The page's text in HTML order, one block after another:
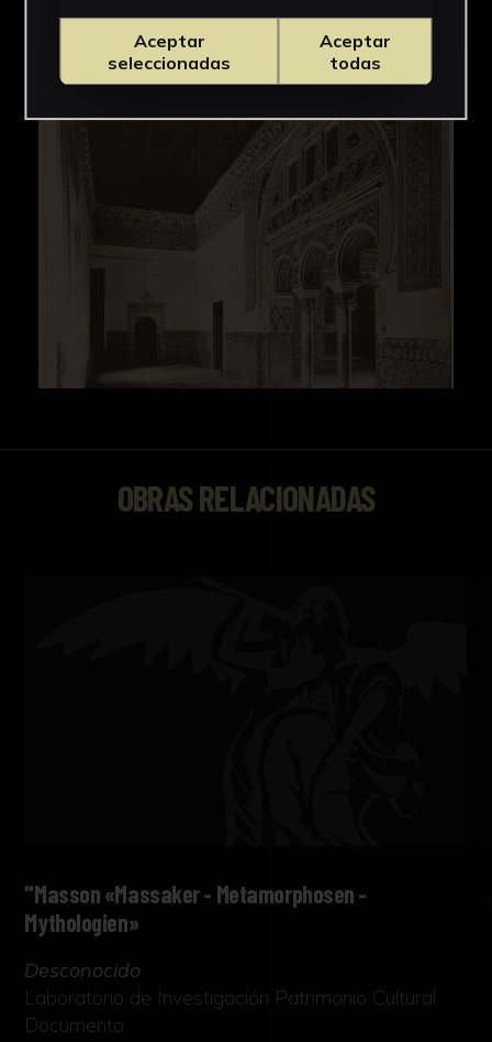
IMÁGENES
OBRAS RELACIONADAS
"Masson «Massaker - Metamorphosen -
Mythologien»
Desconocido
Laboratorio de Investigación Patrimonio Cultural
Documento
Aceptar
seleccionadas
Aceptar
todas